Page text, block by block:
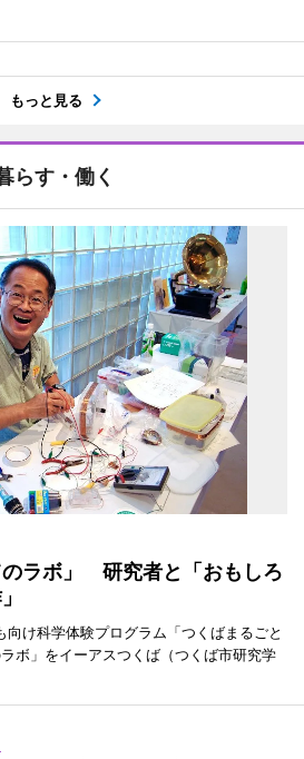
もっと見る
らす・働く
ラボ」 研究者と「おもしろ
け科学体験プログラム「つくばまるごと
ボ」をイーアスつくば（つくば市研究学